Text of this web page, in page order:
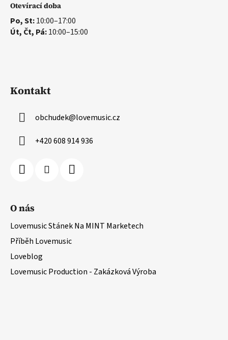
Otevírací doba
Po, St:10:00–17:00
Út, Čt, Pá:10:00–15:00
Kontakt
obchudek@lovemusic.cz
+420 608 914 936
O nás
Lovemusic Stánek Na MINT Marketech
Příběh Lovemusic
Loveblog
Lovemusic Production - Zakázková Výroba